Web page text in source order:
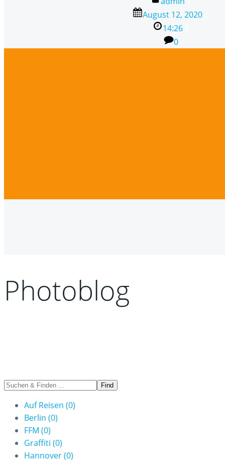
August 12, 2020
14:26
0
Photoblog
Auf Reisen (0)
Berlin (0)
FFM (0)
Graffiti (0)
Hannover(0)